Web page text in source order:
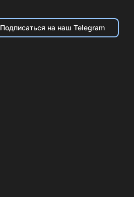
Подписаться на наш Telegram